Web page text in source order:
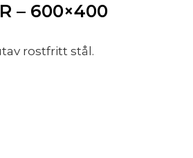
– 600×400
rostfritt stål.